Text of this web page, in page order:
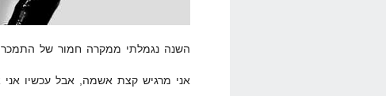
השנה נגמלתי ממקרה חמור של התמכרות
אני מרגיש קצת אשמה, אבל עכשיו אני